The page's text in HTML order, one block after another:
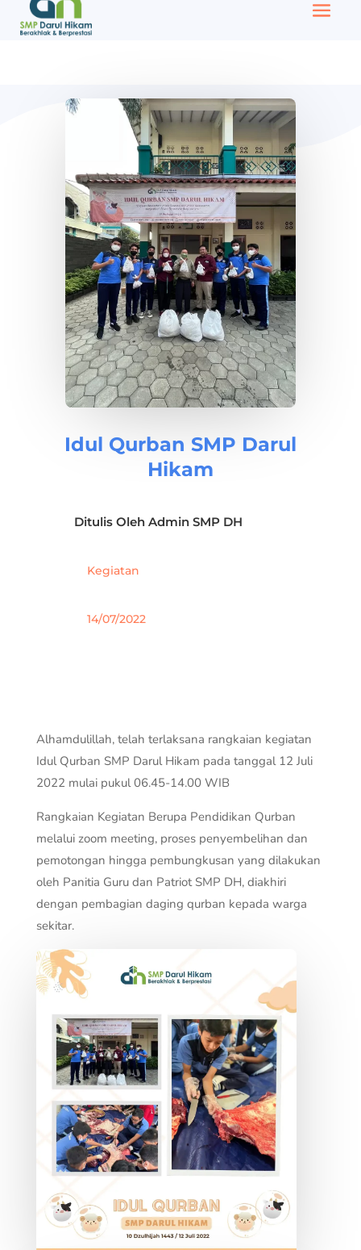
Idul Qurban SMP Darul
Hikam
Ditulis Oleh Admin SMP DH
Kegiatan
14/07/2022
Alhamdulillah, telah terlaksana rangkaian kegiatan
Idul Qurban SMP Darul Hikam pada tanggal 12 Juli
2022 mulai pukul 06.45-14.00 WIB
Rangkaian Kegiatan Berupa Pendidikan Qurban
melalui zoom meeting, proses penyembelihan dan
pemotongan hingga pembungkusan yang dilakukan
oleh Panitia Guru dan Patriot SMP DH, diakhiri
dengan pembagian daging qurban kepada warga
sekitar.